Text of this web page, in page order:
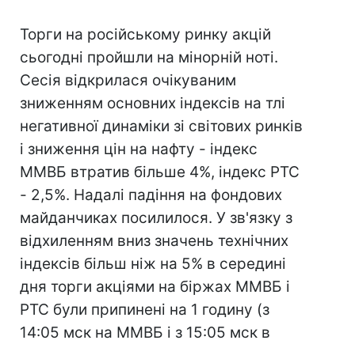
Торги на російському ринку акцій
сьогодні пройшли на мінорній ноті.
Сесія відкрилася очікуваним
зниженням основних індексів на тлі
негативної динаміки зі світових ринків
і зниження цін на нафту - індекс
ММВБ втратив більше 4%, індекс РТС
- 2,5%. Надалі падіння на фондових
майданчиках посилилося. У зв'язку з
відхиленням вниз значень технічних
індексів більш ніж на 5% в середині
дня торги акціями на біржах ММВБ і
РТС були припинені на 1 годину (з
14:05 мск на ММВБ і з 15:05 мск в